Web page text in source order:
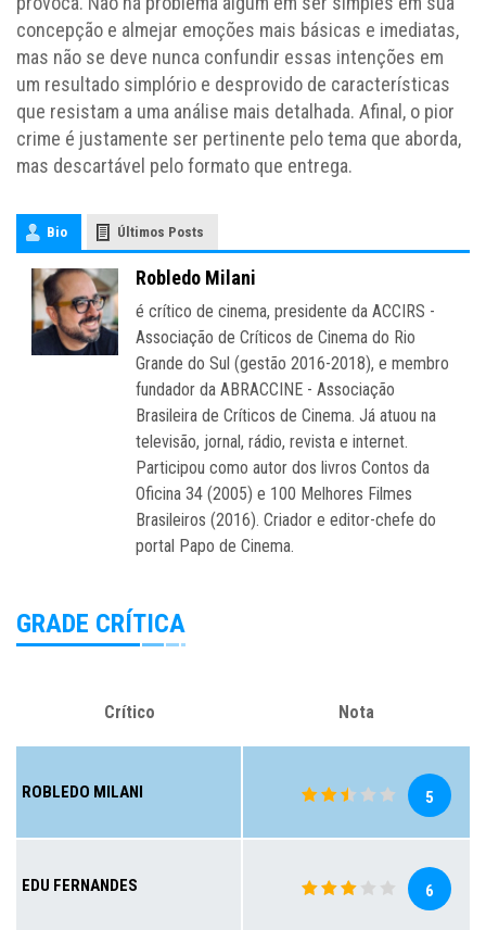
concepção e almejar emoções mais básicas e imediatas,
mas não se deve nunca confundir essas intenções em
um resultado simplório e desprovido de características
que resistam a uma análise mais detalhada. Afinal, o pior
crime é justamente ser pertinente pelo tema que aborda,
mas descartável pelo formato que entrega.
Bio Últimos Posts
Robledo Milani
é crítico de cinema, presidente da ACCIRS -
Associação de Críticos de Cinema do Rio
Grande do Sul (gestão 2016-2018), e membro
fundador da ABRACCINE - Associação
Brasileira de Críticos de Cinema. Já atuou na
televisão, jornal, rádio, revista e internet.
Participou como autor dos livros Contos da
Oficina 34 (2005) e 100 Melhores Filmes
Brasileiros (2016). Criador e editor-chefe do
portal Papo de Cinema.
GRADE CRÍTICA
Crítico Nota
ROBLEDO MILANI 5
EDU FERNANDES 6